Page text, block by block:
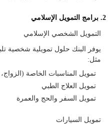
2. برامج التمويل الإسلامي
التمويل الشخصي الإسلامي
يوفر البنك حلول تمويلية شخصية
مثل:
تمويل المناسبات الخاصة (الزواج،
تمويل العلاج الطبي
تمويل السفر والحج والعمرة
تمويل السيارات